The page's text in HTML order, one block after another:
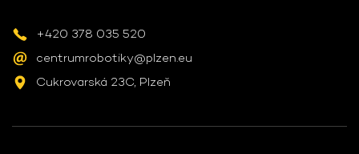
+420 378 035 520
centrumrobotiky@plzen.eu
Cukrovarská 23C, Plzeň